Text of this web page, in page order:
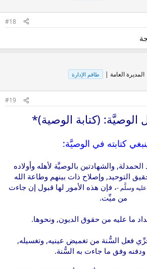
#18
العامة | طاقم الإدارة
#19
الوصيَّة: (كتابة الوصية)*
كتابته في الوصيَّة:
والشهادتين بالوصيَّة لأهله وأولاده
التوحيد, وإصلاح ذات بينهم وطاعة الله
وسلَّم -، فإن هذه الأمور لها قبول إن جاءت
من ميِّت.
فعل السُّنة من تغميض عينيه, وتغسيله,
ودفنه وفق ما جاءت به السُّنة.